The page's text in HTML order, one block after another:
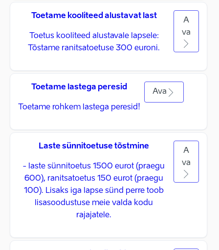
Toetame kooliteed alustavat last
Toetus kooliteed alustavale lapsele:
Tõstame ranitsatoetuse 300 euroni.
A
va
Toetame lastega peresid
Toetame rohkem lastega peresid!
Ava
Laste sünnitoetuse tõstmine
- laste sünnitoetus 1500 eurot (praegu
600), ranitsatoetus 150 eurot (praegu
100). Lisaks iga lapse sünd perre toob
lisasoodustuse meie valda kodu
rajajatele.
A
va